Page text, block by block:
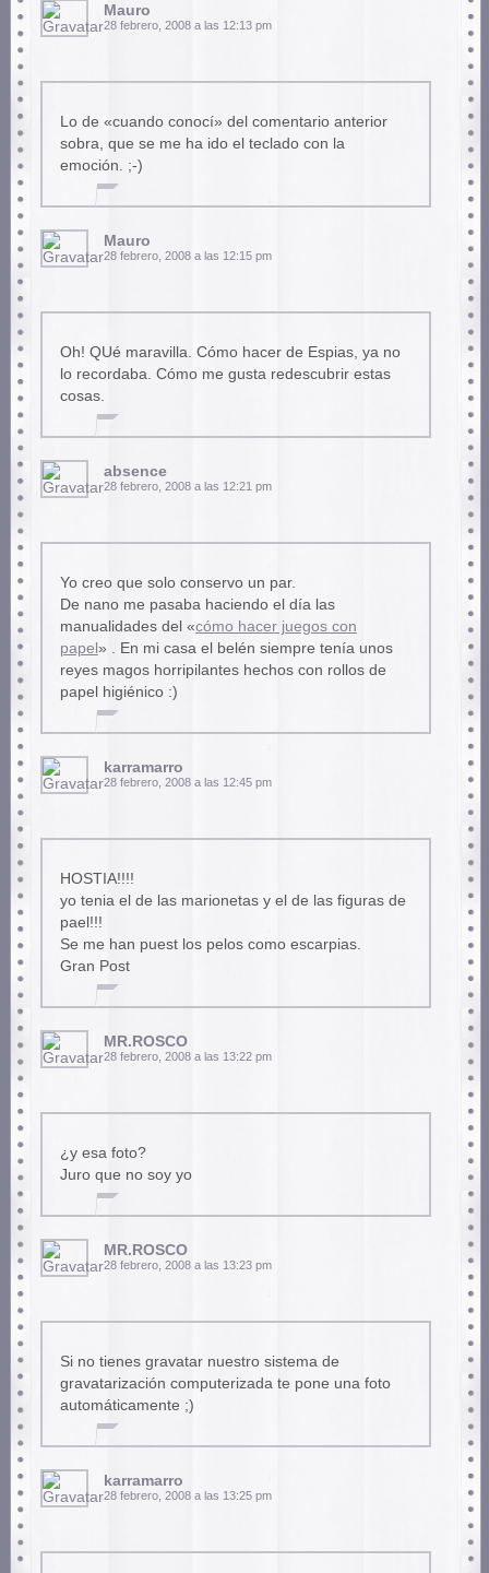
Mauro
28 febrero, 2008 a las 12:13 pm
Lo de «cuando conocí» del comentario anterior
sobra, que se me ha ido el teclado con la
emoción. ;-)
Mauro
28 febrero, 2008 a las 12:15 pm
Oh! QUé maravilla. Cómo hacer de Espias, ya no
lo recordaba. Cómo me gusta redescubrir estas
cosas.
absence
28 febrero, 2008 a las 12:21 pm
Yo creo que solo conservo un par.
De nano me pasaba haciendo el día las
manualidades del «cómo hacer juegos con
papel » . En mi casa el belén siempre tenía unos
reyes magos horripilantes hechos con rollos de
papel higiénico :)
karramarro
28 febrero, 2008 a las 12:45 pm
HOSTIA!!!!
yo tenia el de las marionetas y el de las figuras de
pael!!!
Se me han puest los pelos como escarpias.
Gran Post
MR.ROSCO
28 febrero, 2008 a las 13:22 pm
¿y esa foto?
Juro que no soy yo
MR.ROSCO
28 febrero, 2008 a las 13:23 pm
Si no tienes gravatar nuestro sistema de
gravatarización computerizada te pone una foto
automáticamente ;)
karramarro
28 febrero, 2008 a las 13:25 pm